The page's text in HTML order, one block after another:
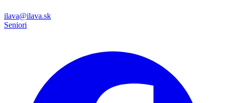
ilava@ilava.sk
Seniori